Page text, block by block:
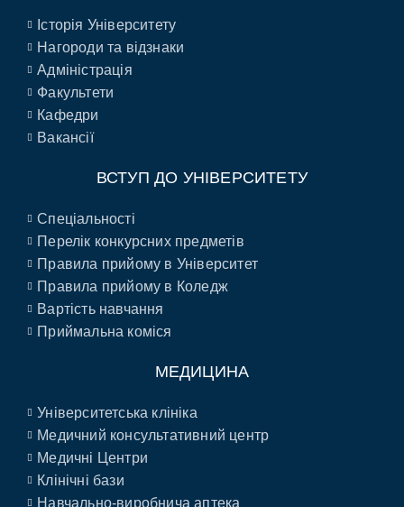
Історія Університету
Нагороди та відзнаки
Адміністрація
Факультети
Кафедри
Вакансії
ВСТУП ДО УНІВЕРСИТЕТУ
Спеціальності
Перелік конкурсних предметів
Правила прийому в Університет
Правила прийому в Коледж
Вартість навчання
Приймальна коміся
МЕДИЦИНА
Університетська клініка
Медичний консультативний центр
Медичні Центри
Клінічні бази
Навчально-виробнича аптека